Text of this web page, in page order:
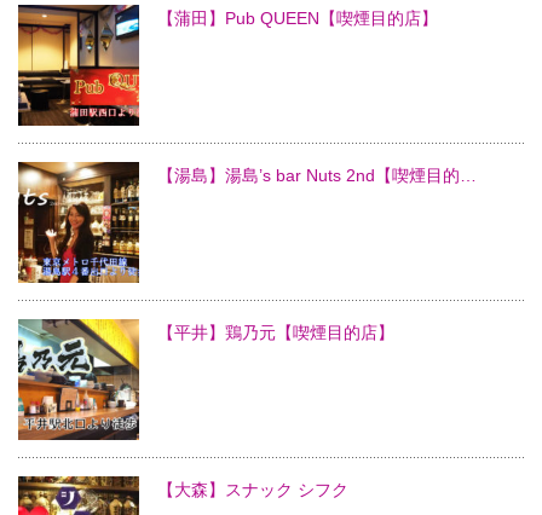
【蒲田】Pub QUEEN【喫煙目的店】
【湯島】湯島’s bar Nuts 2nd【喫煙目的…
【平井】鶏乃元【喫煙目的店】
【大森】スナック シフク